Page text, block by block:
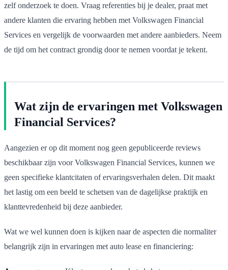
zelf onderzoek te doen. Vraag referenties bij je dealer, praat met
andere klanten die ervaring hebben met Volkswagen Financial
Services en vergelijk de voorwaarden met andere aanbieders. Neem
de tijd om het contract grondig door te nemen voordat je tekent.
Wat zijn de ervaringen met Volkswagen
Financial Services?
Aangezien er op dit moment nog geen gepubliceerde reviews
beschikbaar zijn voor Volkswagen Financial Services, kunnen we
geen specifieke klantcitaten of ervaringsverhalen delen. Dit maakt
het lastig om een beeld te schetsen van de dagelijkse praktijk en
klanttevredenheid bij deze aanbieder.
Wat we wel kunnen doen is kijken naar de aspecten die normaliter
belangrijk zijn in ervaringen met auto lease en financiering: